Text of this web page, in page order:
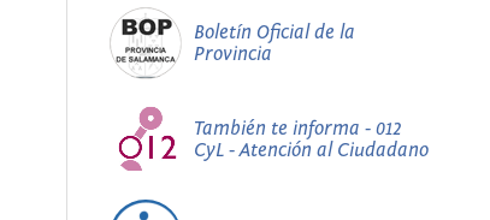
Boletín Oficial de la
Provincia
También te informa - 012
CyL - Atención al Ciudadano